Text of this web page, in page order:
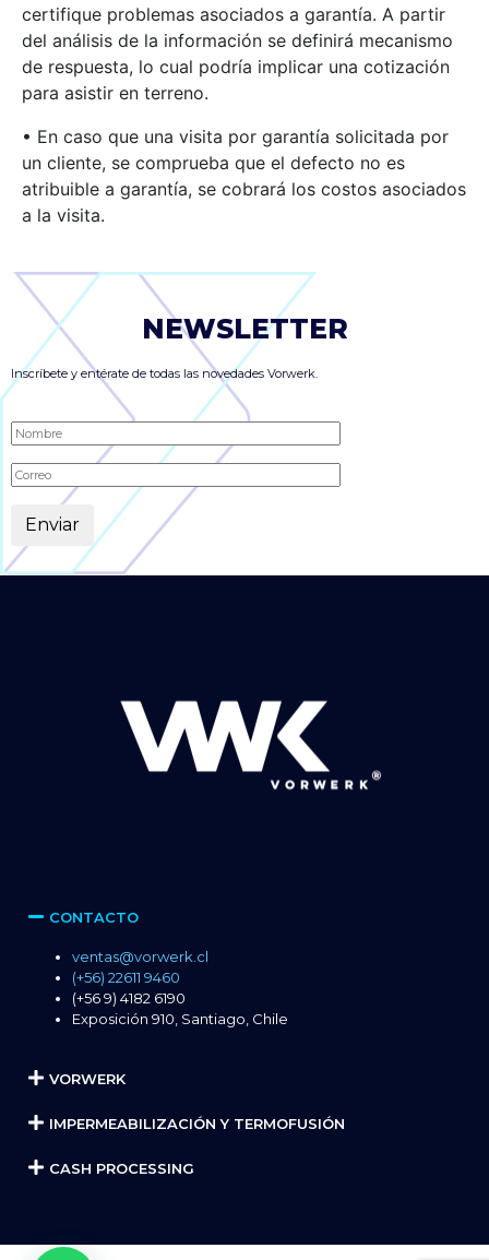
certifique problemas asociados a garantía. A partir
del análisis de la información se definirá mecanismo
de respuesta, lo cual podría implicar una cotización
para asistir en terreno.
• En caso que una visita por garantía solicitada por
un cliente, se comprueba que el defecto no es
atribuible a garantía, se cobrará los costos asociados
a la visita.
NEWSLETTER
Inscríbete y entérate de todas las novedades Vorwerk.
Alternative:
CONTACTO
ventas@vorwerk.cl
(+56) 22611 9460
(+56 9) 4182 6190
Exposición 910, Santiago, Chile
VORWERK
IMPERMEABILIZACIÓN Y TERMOFUSIÓN
CASH PROCESSING